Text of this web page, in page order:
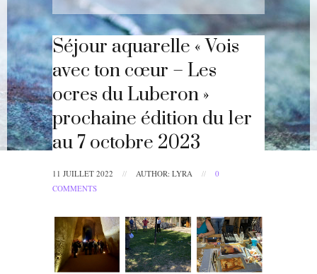
Séjour aquarelle « Vois
avec ton cœur – Les
ocres du Luberon »
prochaine édition du 1er
au 7 octobre 2023
11 JUILLET 2022 // AUTHOR: LYRA //
0
COMMENTS